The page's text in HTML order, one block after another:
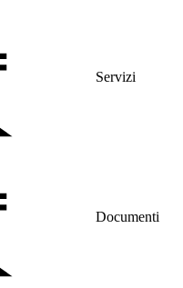
Servizi
Documenti